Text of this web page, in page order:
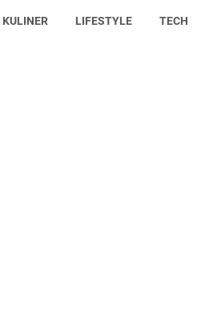
KULINER LIFESTYLE TECH